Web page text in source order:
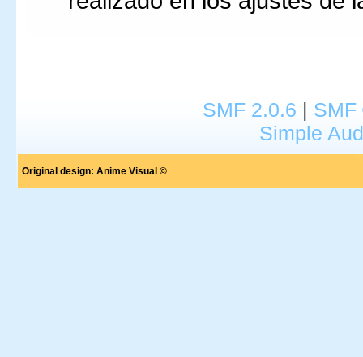
SMF 2.0.6 | SMF
Simple
Original design: Anime Visual ©